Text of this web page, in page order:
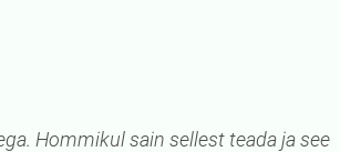
Hommikul sain sellest teada ja see